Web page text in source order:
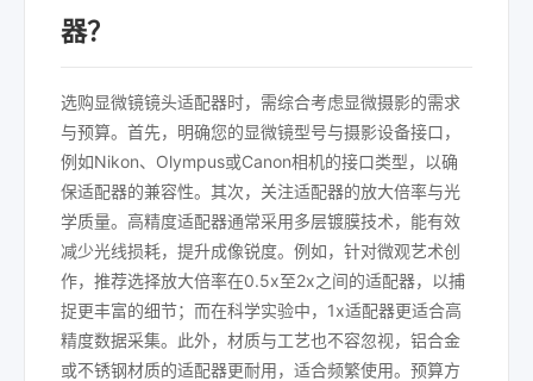
器？
选购显微镜镜头适配器时，需综合考虑显微摄影的需求
与预算。首先，明确您的显微镜型号与摄影设备接口，
例如Nikon、Olympus或Canon相机的接口类型，以确
保适配器的兼容性。其次，关注适配器的放大倍率与光
学质量。高精度适配器通常采用多层镀膜技术，能有效
减少光线损耗，提升成像锐度。例如，针对微观艺术创
作，推荐选择放大倍率在0.5x至2x之间的适配器，以捕
捉更丰富的细节；而在科学实验中，1x适配器更适合高
精度数据采集。此外，材质与工艺也不容忽视，铝合金
或不锈钢材质的适配器更耐用，适合频繁使用。预算方